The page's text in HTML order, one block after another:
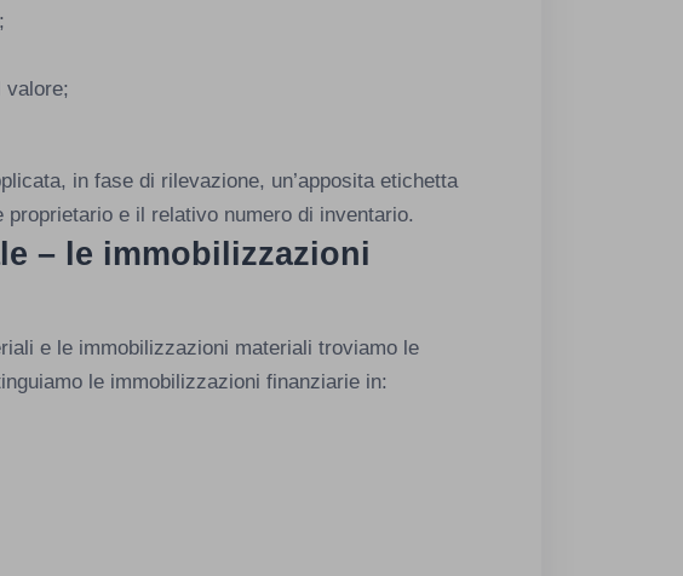
valore;
in fase di rilevazione, un’apposita etichetta
proprietario e il relativo numero di inventario.
– le immobilizzazioni
e le immobilizzazioni materiali troviamo le
le immobilizzazioni finanziarie in: